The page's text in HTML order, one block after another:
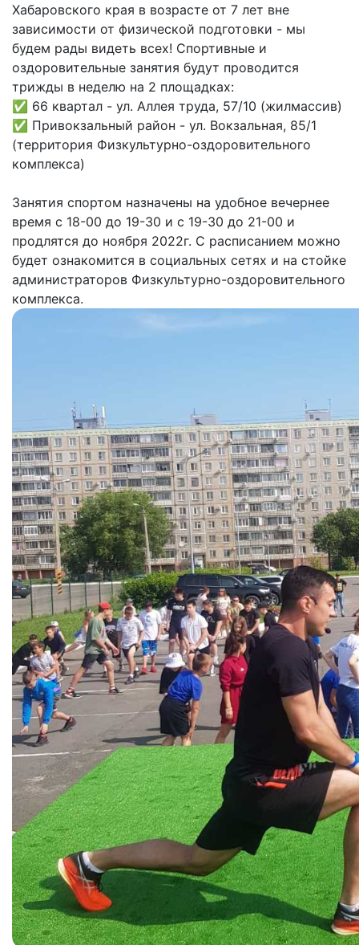
Хабаровского края в возрасте от 7 лет вне
зависимости от физической подготовки - мы
будем рады видеть всех! Спортивные и
оздоровительные занятия будут проводится
трижды в неделю на 2 площадках:
✅ 66 квартал - ул. Аллея труда, 57/10 (жилмассив)
✅ Привокзальный район - ул. Вокзальная, 85/1
(территория Физкультурно-оздоровительного
комплекса)
Занятия спортом назначены на удобное вечернее
время с 18-00 до 19-30 и с 19-30 до 21-00 и
продлятся до ноября 2022г. С расписанием можно
будет ознакомится в социальных сетях и на стойке
администраторов Физкультурно-оздоровительного
комплекса.